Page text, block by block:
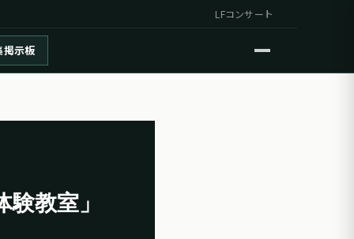
LFコンサート
掲示板
教室」